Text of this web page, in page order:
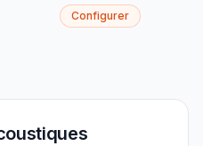
Configurer